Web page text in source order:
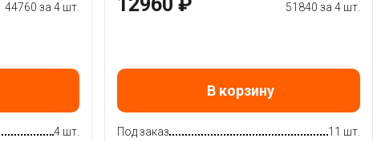
44760 за 4 шт.
4 шт.
51840 за 4 шт.
В корзину
Под заказ 11 шт.